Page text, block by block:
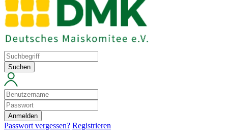
Suchen
Anmelden
Passwort vergessen? Registrieren